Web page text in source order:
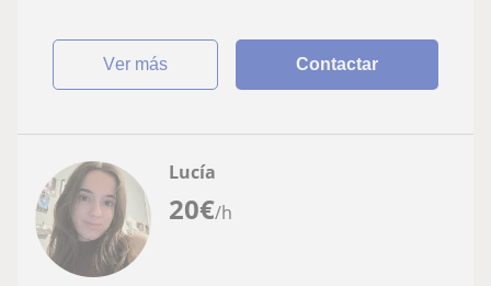
ver más Contactar
20€/h
Lucía